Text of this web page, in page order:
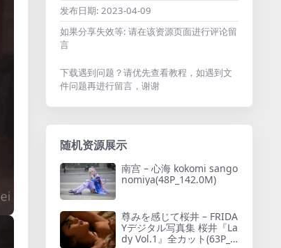
发布日期: 2023-04-09
如果分享失效等: 请在该资源页面进行评论留
言
下载遇到问题？请优先查看教程，如遇到文
件问题再进行留言，谢谢
随机资源展示
南宫 – 心海 kokomi sango
nomiya(48P_142.0M)
尊みを感じて桜井 – FRIDA
Yデジタル写真集 桜井『La
dy Vol.1』全カット(63P_1